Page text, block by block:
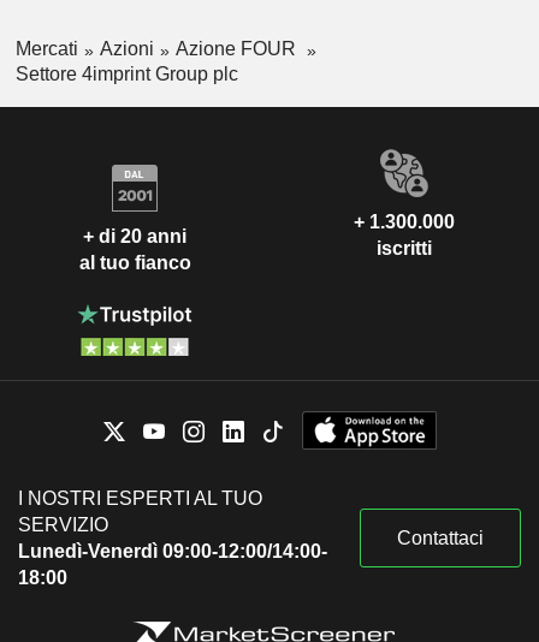
Mercati Azioni
Azione FOUR
Settore 4imprint Group plc
+ di 20 anni
al tuo fianco
+ 1.300.000
iscritti
I NOSTRI ESPERTI AL TUO
SERVIZIO
Lunedì-Venerdì 09:00-12:00/14:00-
18:00
Contattaci